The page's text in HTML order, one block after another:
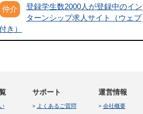
仲介
登録学生数2000人が登録中のイン
ターンシップ求人サイト（ウェブ
き）
サポート
よくあるご質問
運営情報
会社概要